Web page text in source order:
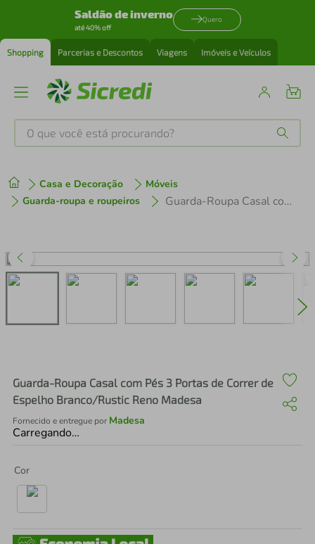
Saldão de inverno
até 40% off
Quero
Shopping Parcerias e Descontos Viagens Imóveis e Veículos
O que você está procurando?
Casa e Decoração
Móveis
Guarda-roupa e roupeiros
Guarda-Roupa Casal com Pés 3 Portas de Correr de Espelho Branco/Rustic Reno Madesa
Guarda-Roupa Casal com Pés 3 Portas de Correr de
Espelho Branco/Rustic Reno Madesa
Fornecido e entregue por Madesa
Carregando…
Cor
1º tenis
3º perfume